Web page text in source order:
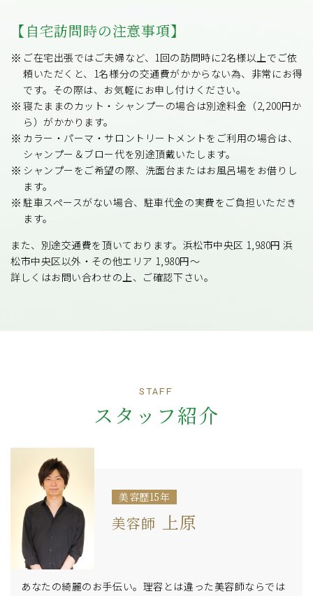
【自宅訪問時の注意事項】
ご在宅出張ではご夫婦など、1回の訪問時に2名様以上でご依
頼いただくと、1名様分の交通費がかからない為、非常にお得
です。その際は、お気軽にお申し付けください。
寝たままのカット・シャンプーの場合は別途料金（2,200円か
ら）がかかります。
カラー・パーマ・サロントリートメントをご利用の場合は、
シャンプー＆ブロー代を別途頂戴いたします。
シャンプーをご希望の際、洗面台またはお風呂場をお借りし
ます。
駐車スペースがない場合、駐車代金の実費をご負担いただき
ます。
また、別途交通費を頂いております。浜松市中央区 1,980円 浜
松市中央区以外・その他エリア 1,980円～
詳しくはお問い合わせの上、ご確認下さい。
STAFF
スタッフ紹介
美容歴15年
美容師 上原
あなたの綺麗のお手伝い。理容とは違った美容師ならでは